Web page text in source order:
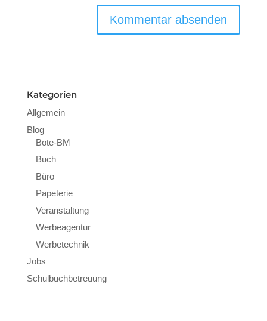
Kategorien
Allgemein
Blog
Bote-BM
Buch
Büro
Papeterie
Veranstaltung
Werbeagentur
Werbetechnik
Jobs
Schulbuchbetreuung